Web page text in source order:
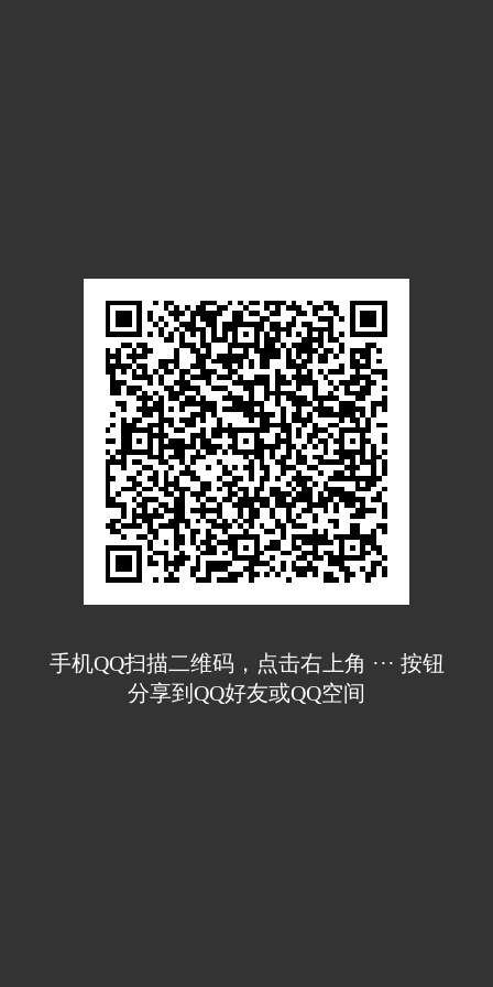
手机QQ扫描二维码，点击右上角 ··· 按钮
分享到QQ好友或QQ空间